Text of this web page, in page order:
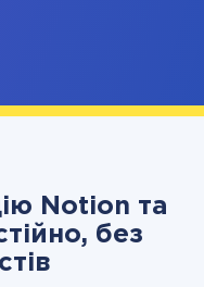
Notion та
без